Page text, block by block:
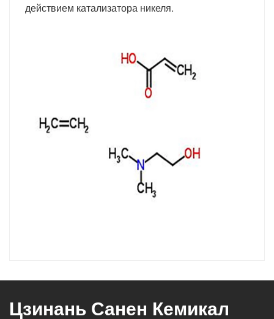
действием катализатора никеля.
Цзинань Санен Кемикал